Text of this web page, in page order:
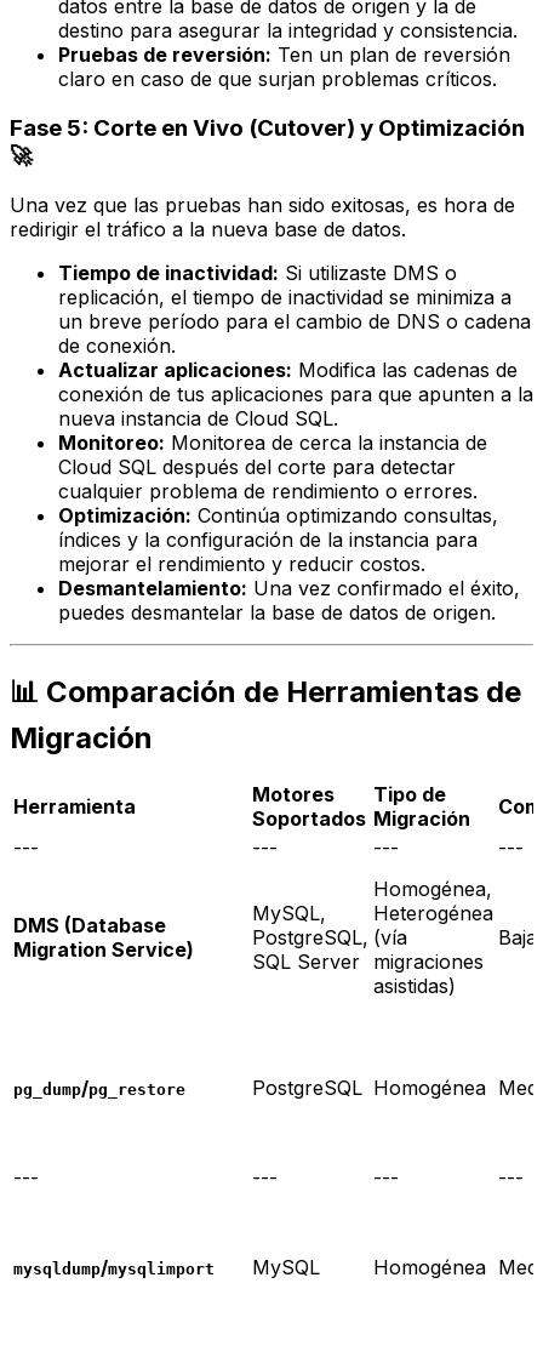
datos entre la base de datos de origen y la de
destino para asegurar la integridad y consistencia.
Pruebas de reversión: Ten un plan de reversión
claro en caso de que surjan problemas críticos.
Fase 5: Corte en Vivo (Cutover) y Optimización
🚀
Una vez que las pruebas han sido exitosas, es hora de
redirigir el tráfico a la nueva base de datos.
Tiempo de inactividad: Si utilizaste DMS o
replicación, el tiempo de inactividad se minimiza a
un breve período para el cambio de DNS o cadena
de conexión.
Actualizar aplicaciones: Modifica las cadenas de
conexión de tus aplicaciones para que apunten a la
nueva instancia de Cloud SQL.
Monitoreo: Monitorea de cerca la instancia de
Cloud SQL después del corte para detectar
cualquier problema de rendimiento o errores.
Optimización: Continúa optimizando consultas,
índices y la configuración de la instancia para
mejorar el rendimiento y reducir costos.
Desmantelamiento: Una vez confirmado el éxito,
puedes desmantelar la base de datos de origen.
📊 Comparación de Herramientas de
Migración
Herramienta
Motores
Soportados
Tipo de
Migración
---
--- --- ---
DMS (Database
Migration Service)
MySQL,
PostgreSQL,
SQL Server
Homogénea,
Heterogénea
(vía
migraciones
asistidas)
Baja
pg_dump/pg_restore PostgreSQL Homogénea
--- --- --- ---
mysqldump/mysqlimport MySQL Homogénea